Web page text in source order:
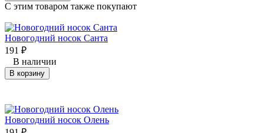
C этим товаром также покупают
Новогодний носок Санта
191 ₽
В наличии
В корзину
Новогодний носок Олень